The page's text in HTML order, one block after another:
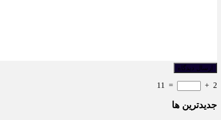
2
+
=
11
جديدترين ها